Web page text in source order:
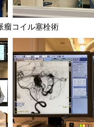
瘤コイル塞栓術